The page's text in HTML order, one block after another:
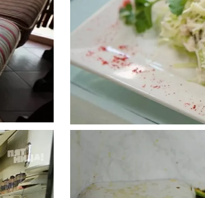
на телеграм-канал.
авторские обзоры
каждую неделю.
Подписаться
Нас уже 5400